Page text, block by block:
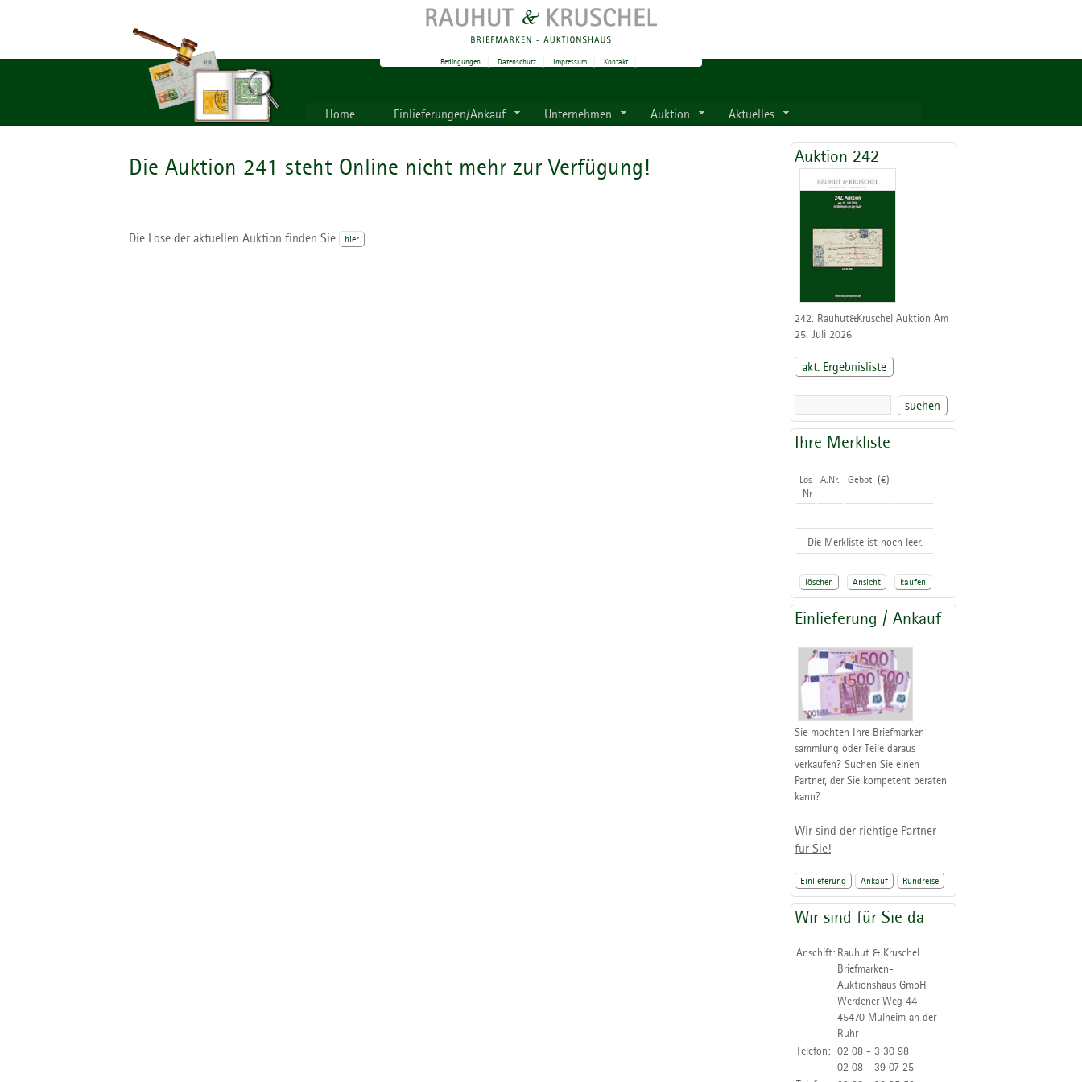
Bedingungen| Datenschutz| Impressum| Kontakt|
Home Einlieferungen/Ankauf Unternehmen Auktion Aktuelles
Die Auktion 241 steht Online nicht mehr zur Verfügung!
Die Lose der aktuellen Auktion finden Sie hier
Auktion 242
242. Rauhut&Kruschel Auktion Am
25. Juli 2026
akt. Ergebnisliste
suchen
Ihre Merkliste
Los
Nr
A.Nr. Gebot (€)
Die Merkliste ist noch leer.
löschen Ansicht kaufen
Einlieferung / Ankauf
Sie möchten Ihre Briefmarken-
sammlung oder Teile daraus
verkaufen? Suchen Sie einen
Partner, der Sie kompetent beraten
kann?
Wir sind der richtige Partner
für Sie!
Einlieferung Ankauf Rundreise
Wir sind für Sie da
Anschift: Rauhut & Kruschel
Briefmarken-
Auktionshaus GmbH
Werdener Weg 44
45470 Mülheim an der
Ruhr
Telefon: 02 08 - 3 30 98
02 08 - 39 07 25